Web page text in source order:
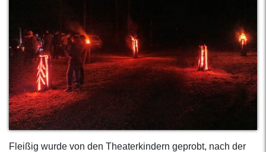
Fleißig wurde von den Theaterkindern geprobt, nach der